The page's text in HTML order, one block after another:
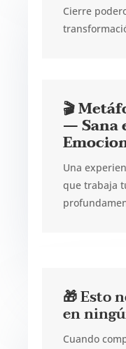
Cierre
🎬
— Sana
Una
que trabaja
🎁 Esto
en
Cuando